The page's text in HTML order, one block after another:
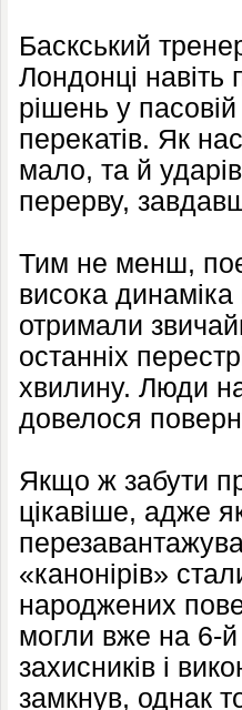
Баскський
Лондонці
рішень у
перекатів. Як
мало, та й
перерву,
Тим не менш,
висока динаміка
отримали
останніх
хвилину. Люди
довелося
Якщо ж забути
цікавіше, адже
«канонірів»
народжених
могли вже на 6-
захисників і
замкнув, однак